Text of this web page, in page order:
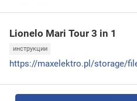
Lionelo Mari Tour 3 in 1
инструкции